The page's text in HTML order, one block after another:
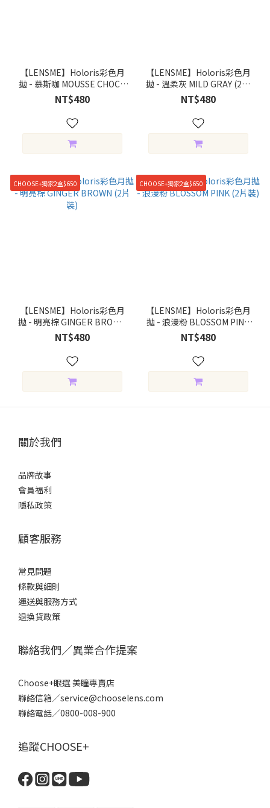
【LENSME】Holoris彩色月
拋 - 慕斯咖 MOUSSE CHOCO
(2片裝)
NT$480
【LENSME】Holoris彩色月
拋 - 溫柔灰 MILD GRAY (2片
裝)
NT$480
CHOOSE+獨家2盒$650
【LENSME】Holoris彩色月
拋 - 明亮棕 GINGER BROWN
(2片裝)
NT$480
CHOOSE+獨家2盒$650
【LENSME】Holoris彩色月
拋 - 浪漫粉 BLOSSOM PINK
(2片裝)
NT$480
關於我們
品牌故事
會員福利
隱私政策
顧客服務
常見問題
條款與細則
運送與服務方式
退換貨政策
聯絡我們／異業合作提案
Choose+眼選 美瞳專賣店
聯絡信箱／service@chooselens.com
聯絡電話／0800-008-900
追蹤CHOOSE+